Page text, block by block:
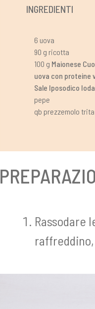
INGREDIENTI
6 uova
90 g ricotta
100 g Maionese
uova con proteine
Sale Iposodico
pepe
qb prezzemolo
Rassodare